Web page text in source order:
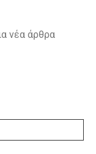
νέα άρθρα